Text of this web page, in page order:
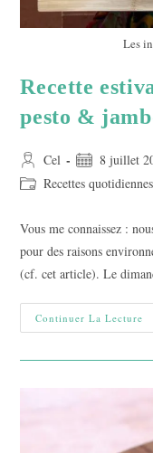
Les
Recette
pesto &
Auteur/autrice
de
Cel
Publication
publiée :
8 juillet
Post Recettes
Vous me connaissez :
pour des raisons
(cf. cet article). Le
Continuer La Lecture